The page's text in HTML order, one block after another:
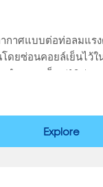
ากาศแบบต่อท่อลมแร
ดยซ่อนคอยล์เย็นไว้ใ
ทำความเย็น 410 A
Explore